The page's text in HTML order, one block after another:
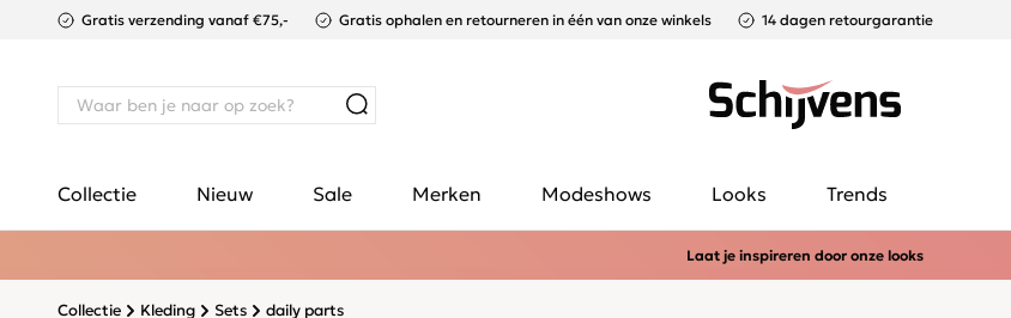
Gratis verzending vanaf €75,- Gratis ophalen en retourneren in één van onze winkels 14 dagen retourgarantie
Collectie Nieuw Sale Merken Modeshows Looks Trends
Laat je inspireren door onze looks
Collectie Kleding Sets daily parts